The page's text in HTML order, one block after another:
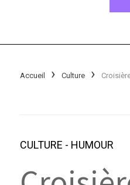
Accueil Culture
CULTURE - HUMOUR